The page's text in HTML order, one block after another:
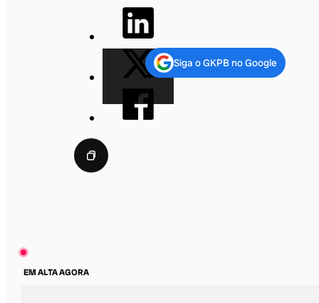
Siga o GKPB no Google
EM ALTA AGORA